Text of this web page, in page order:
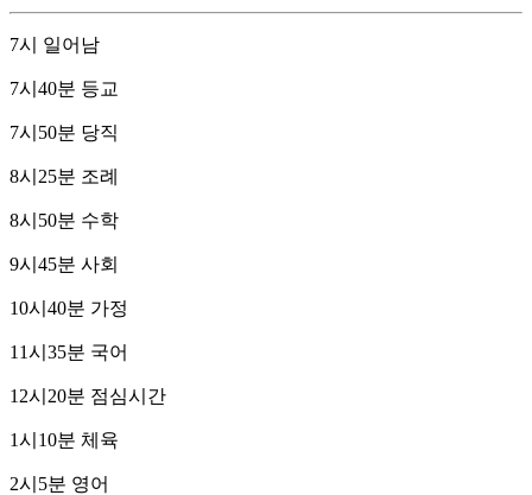
7시 일어남
7시40분 등교
7시50분 당직
8시25분 조례
8시50분 수학
9시45분 사회
10시40분 가정
11시35분 국어
12시20분 점심시간
1시10분 체육
2시5분 영어